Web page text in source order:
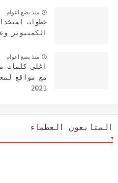
منذ بضع اعوام
الكمبيوتر
منذ بضع اعوام
اغلي كلمات
مع مواقع
2021
المتابعون العظماء